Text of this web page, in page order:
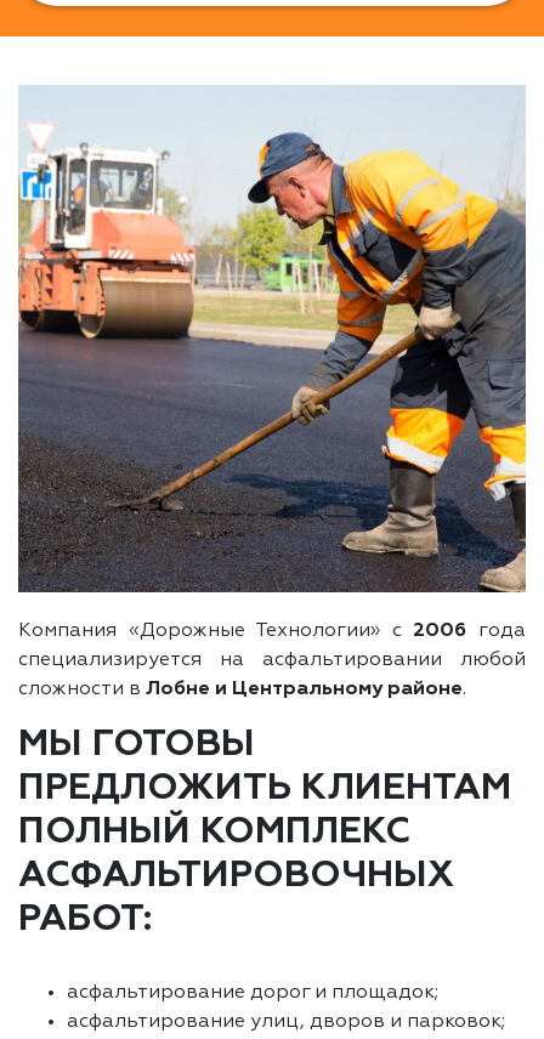
Компания «Дорожные Технологии» с 2006 года
специализируется на асфальтировании любой
сложности в Лобне и Центральному районе.
МЫ ГОТОВЫ
ПРЕДЛОЖИТЬ КЛИЕНТАМ
ПОЛНЫЙ КОМПЛЕКС
АСФАЛЬТИРОВОЧНЫХ
РАБОТ:
асфальтирование дорог и площадок;
асфальтирование улиц, дворов и парковок;